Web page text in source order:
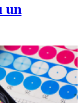
un